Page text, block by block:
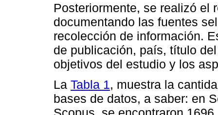
Posteriormente, se realizó el
documentando las fuentes
recolección de información.
de publicación, país, título
objetivos del estudio y los
La Tabla 1, muestra la
bases de datos, a saber: en